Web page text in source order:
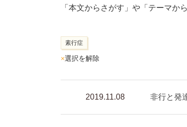
「本文からさがす」や「テーマか
素行症
×選択を解除
2019.11.08 非行と発